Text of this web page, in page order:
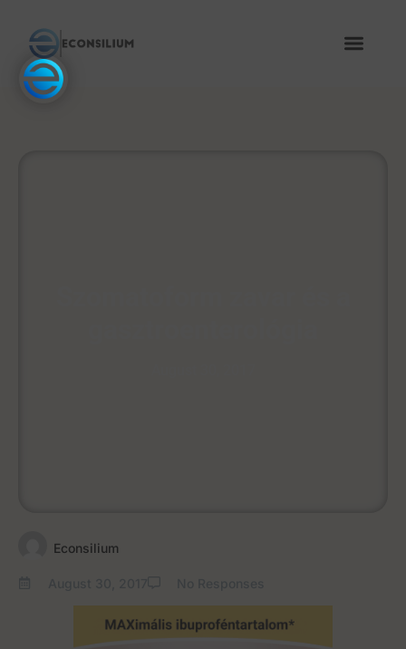
Econsilium